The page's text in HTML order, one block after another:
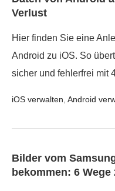
Verlust
Hier finden Sie eine
Android zu iOS. So
sicher und fehlerfrei mit
iOS verwalten, Android
Bilder vom
bekommen: 6 Wege